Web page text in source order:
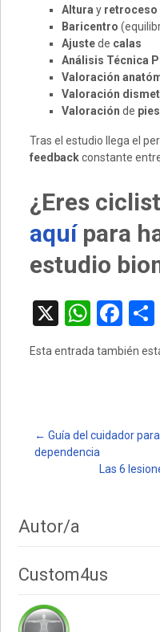
Altura y retroceso
Baricentro
Ajustede calas
Análisis Técnica
Valoración
Valoración
Valoración de pies
Tras el estudio llega el
feedbackconstante
¿Eres
aquí para
estudio
X W
h
at
p
p
F
a
ce
o
k
C
Esta entrada también
Post
← Guía del cuidador
dependencia
Las 6
Autor/a
Custom4us